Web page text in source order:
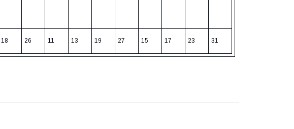
18 26 11 13 19 27 15 17 23 31